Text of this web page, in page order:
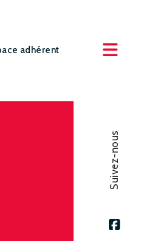
adhérent
Suivez-nous